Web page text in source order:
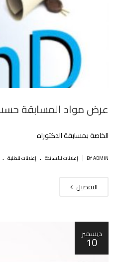
عرض مواد المسابقة
الخاصة بمسابقة الدكتوراه
BY ADMIN إعلانات للأساتذة . إعلانات للطلبة .
التفصيل
ديسمبر
10